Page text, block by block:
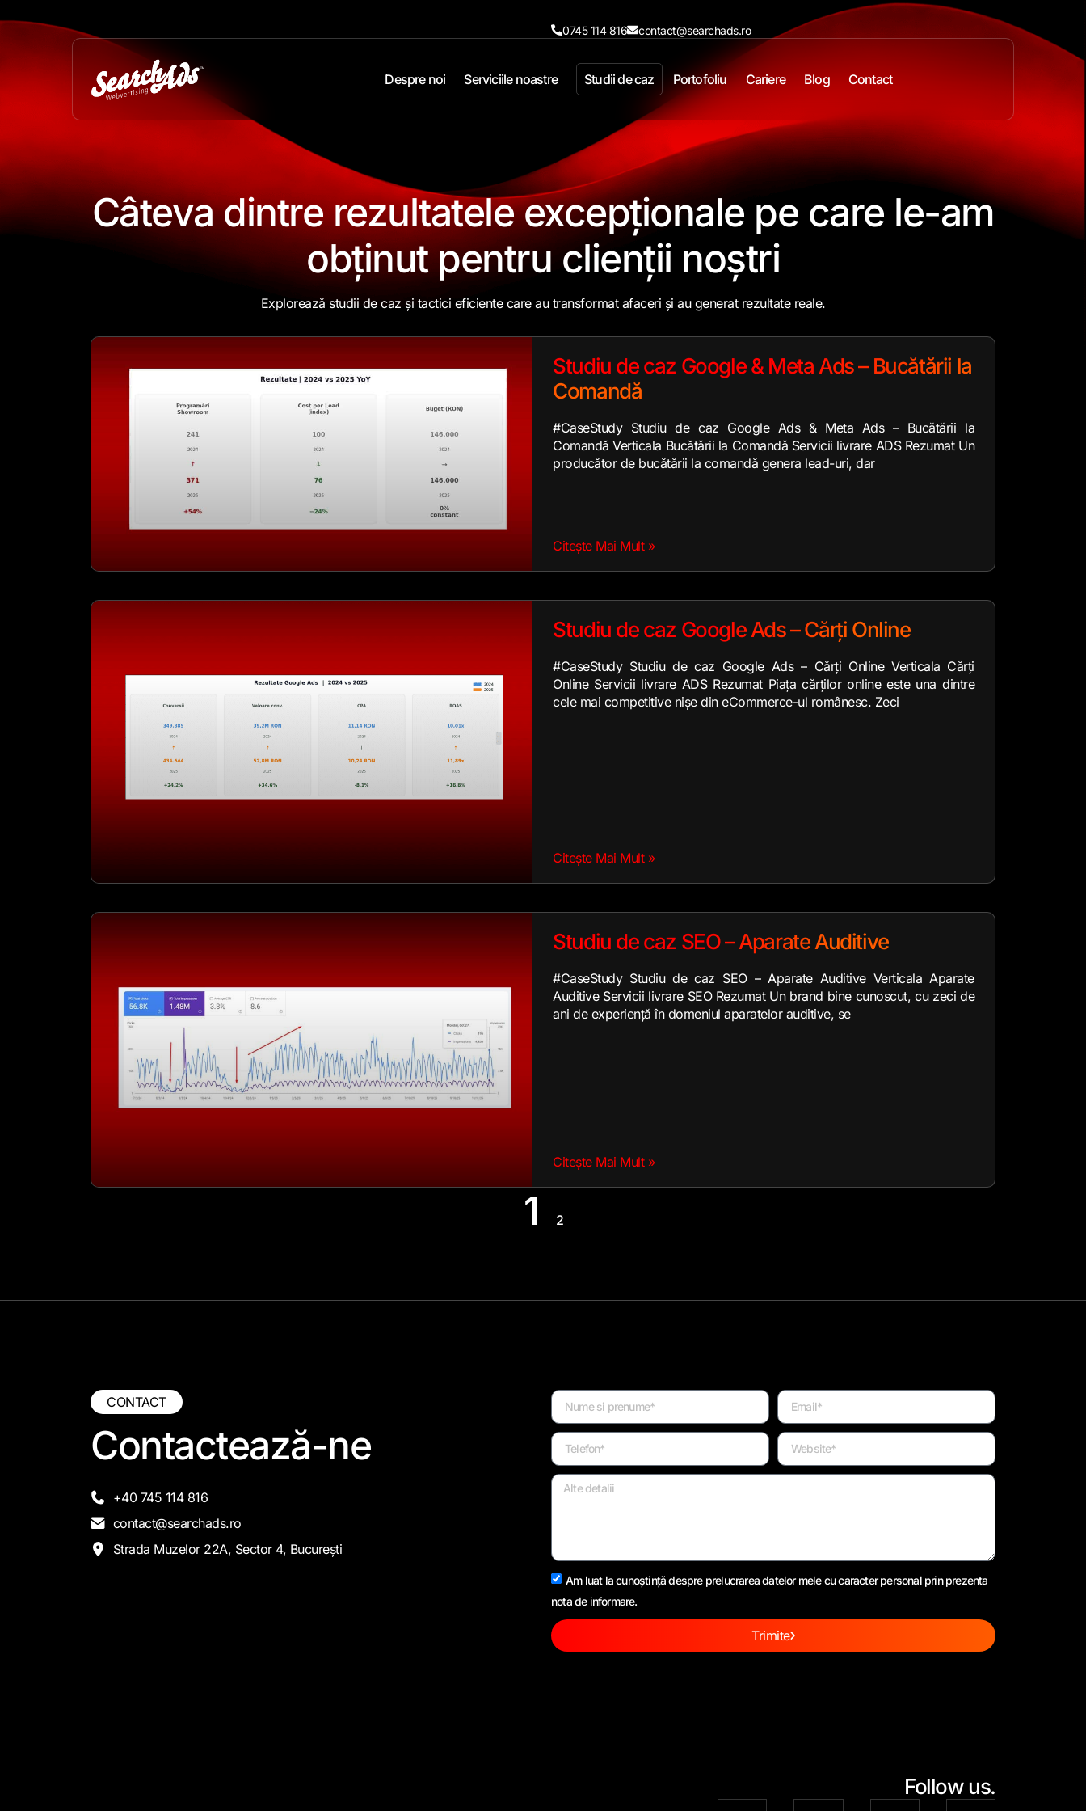
0745 114 816 contact@searchads.ro
Despre noi Serviciile noastre Studii de caz Portofoliu Cariere Blog Contact
Câteva dintrerezultatele excepționale pe care le-am
obținut pentru clienții noștri
Explorează studii de caz și tactici eficiente care au transformat afaceri și au generat rezultate reale.
Studiu de caz Google & Meta Ads – Bucătării la
Comandă
#CaseStudy Studiu de caz Google Ads & Meta Ads – Bucătării la
Comandă Verticala Bucătării la Comandă Servicii livrare ADS Rezumat Un
producător de bucătării la comandă genera lead-uri, dar
Citește Mai Mult »
Studiu de caz Google Ads – Cărți Online
#CaseStudy Studiu de caz Google Ads – Cărți Online Verticala Cărți
Online Servicii livrare ADS Rezumat Piața cărților online este una dintre
cele mai competitive nișe din eCommerce-ul românesc. Zeci
Citește Mai Mult »
Studiu de caz SEO – Aparate Auditive
#CaseStudy Studiu de caz SEO – Aparate Auditive Verticala Aparate
Auditive Servicii livrare SEO Rezumat Un brand bine cunoscut, cu zeci de
ani de experiență în domeniul aparatelor auditive, se
Citește Mai Mult »
1 2
CONTACT
Contactează-ne
+40 745 114 816
contact@searchads.ro
Strada Muzelor 22A, Sector 4, București
Am luat la cunoștință despre prelucrarea datelor mele cu caracter personal prin prezenta
nota de informare.
Trimite
Follow us.